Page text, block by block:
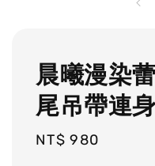
晨曦漫染
尾吊帶連
Regular
NT$ 980